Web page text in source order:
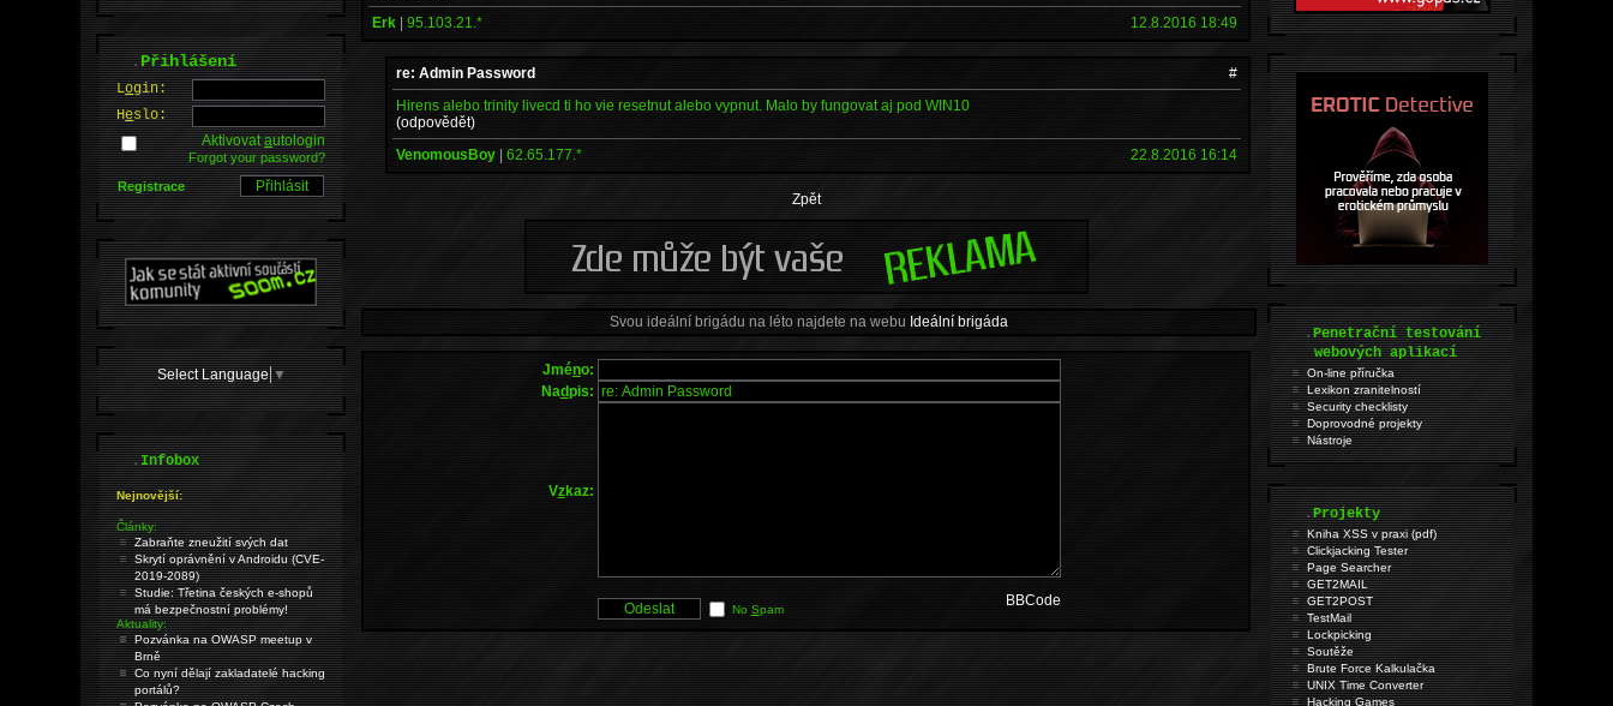
Erk |95.103.21.* 12.8.2016 18:49
re: Admin Password
#
Hirens alebo trinity livecd ti ho vie resetnut alebo vypnut. Malo by fungovat aj pod WIN10
(odpovědět)
VenomousBoy |62.65.177.* 22.8.2016 16:14
Zpět
Svou ideální brigádu na léto najdete na webu Ideální brigáda
Jméno:
Nadpis:
Vzkaz:
No Spam
BBCode
.Přihlášení
Login:
Heslo:
Aktivovatautologin
Forgot your password?
Registrace
Select Language ▼
.Infobox
Nejnovější:
Články:
Zabraňte zneužití svých dat
Skrytí oprávnění v Androidu (CVE-
2019-2089)
Studie: Třetina českých e-shopů
má bezpečnostní problémy!
Aktuality:
Pozvánka na OWASP meetup v
Brně
Co nyní dělají zakladatelé hacking
portálů?
.Penetrační testování
webových aplikací
On-line příručka
Lexikon zranitelností
Security checklisty
Doprovodné projekty
Nástroje
.Projekty
Kniha XSS v praxi (pdf)
Clickjacking Tester
Page Searcher
GET2MAIL
GET2POST
TestMail
Lockpicking
Soutěže
Brute Force Kalkulačka
UNIX Time Converter
Hacking Games